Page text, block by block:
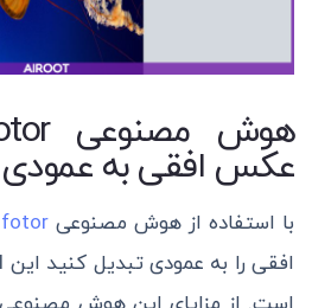
عکس افقی به عمودی
با استفاده از هوش مصنوعی fotor